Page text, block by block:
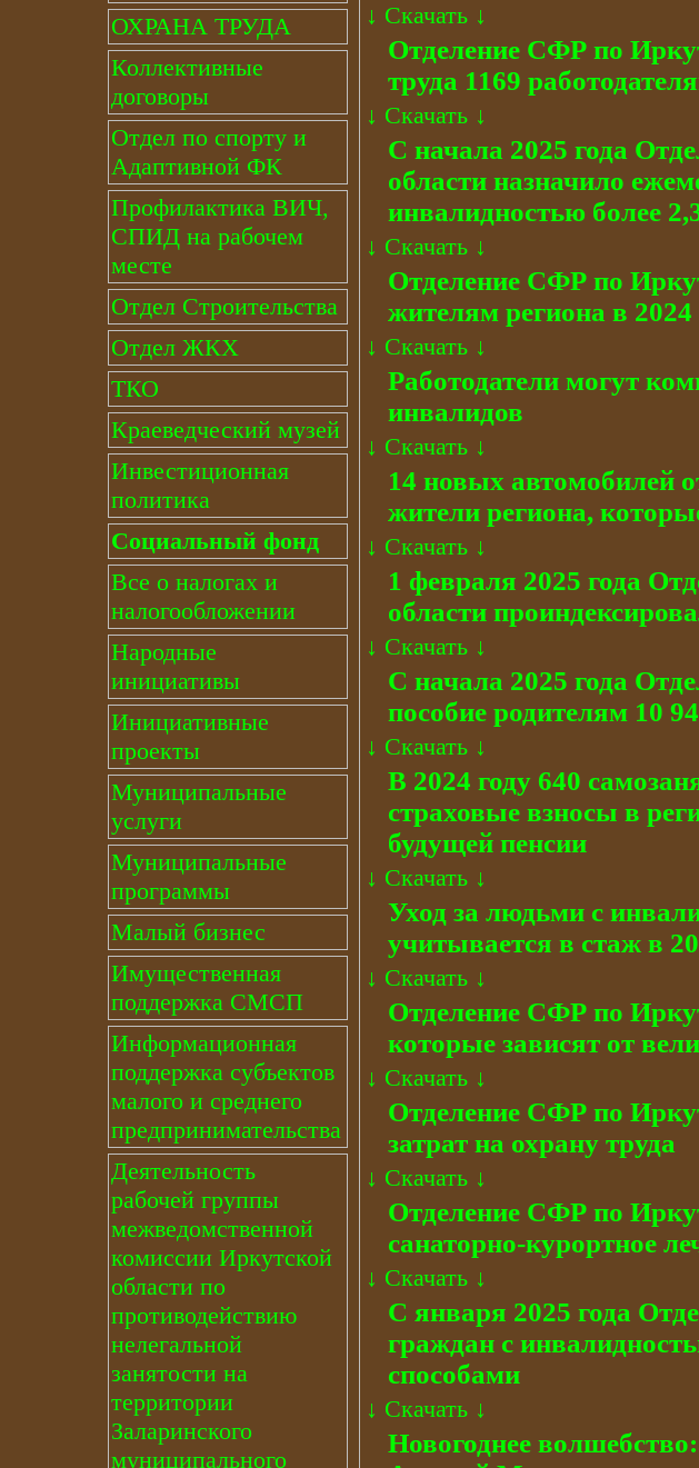
ОХРАНА ТРУДА
Коллективные
договоры
Отдел по спорту и
Адаптивной ФК
Профилактика ВИЧ,
СПИД на рабочем
месте
Отдел Строительства
Отдел ЖКХ
ТКО
Краеведческий музей
Инвестиционная
политика
Социальный фонд
Все о налогах и
налогообложении
Народные
инициативы
Инициативные
проекты
Муниципальные
услуги
Муниципальные
программы
Малый бизнес
Имущественная
поддержка СМСП
Информационная
поддержка субъектов
малого и среднего
предпринимательства
Деятельность
рабочей группы
межведомственной
комиссии Иркутской
области по
противодействию
нелегальной
занятости на
территории
Заларинского
муниципального
↓ Скачать ↓
Отделение СФР по
труда 1169
↓ Скачать ↓
С начала 2025 года
области назначило
инвалидностью более
↓ Скачать ↓
Отделение СФР по
жителям региона в 2024
↓ Скачать ↓
Работодатели могут
инвалидов
↓ Скачать ↓
14 новых автомобилей
жители региона,
↓ Скачать ↓
1 февраля 2025 года
области
↓ Скачать ↓
С начала 2025 года
пособие родителям 10
↓ Скачать ↓
В 2024 году 640
страховые взносы в
будущей пенсии
↓ Скачать ↓
Уход за людьми с
учитывается в стаж в
↓ Скачать ↓
Отделение СФР по
которые зависят от
↓ Скачать ↓
Отделение СФР по
затрат на охрану труда
↓ Скачать ↓
Отделение СФР по
санаторно-курортное
↓ Скачать ↓
С января 2025 года
граждан с
способами
↓ Скачать ↓
Новогоднее